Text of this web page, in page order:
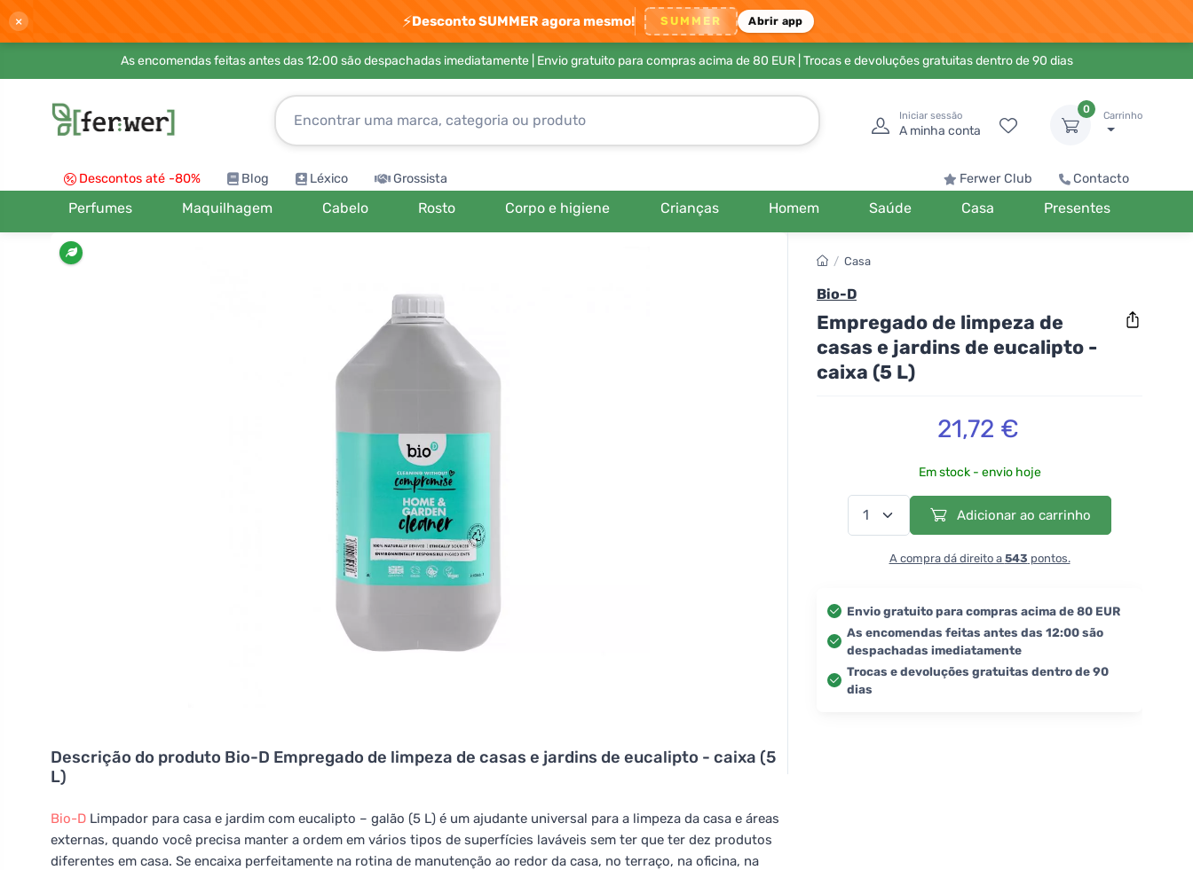
× ⚡Desconto SUMMER agora mesmo! SUMMER Abrir app
As encomendas feitas antes das 12:00 são despachadas imediatamente | Envio gratuito para compras acima de 80 EUR| Trocas e devoluções gratuitas dentro de 90 dias
Iniciar sessão
A minha conta
0
Carrinho
Descontos até -80% Blog Léxico Grossista Ferwer Club Contacto
Perfumes Maquilhagem Cabelo Rosto Corpo e higiene Crianças Homem Saúde Casa Presentes
Descrição do produto Bio-D Empregado de limpeza de casas e jardins de eucalipto - caixa (5
L)
Bio-D Limpador para casa e jardim com eucalipto – galão (5 L) é um ajudante universal para a limpeza da casa e áreas
externas, quando você precisa manter a ordem em vários tipos de superfícies laváveis sem ter que ter dez produtos
diferentes em casa. Se encaixa perfeitamente na rotina de manutenção ao redor da casa, no terraço, na oficina, na
/ Casa
Bio-D
Empregado de limpeza de
casas e jardins de eucalipto -
caixa (5 L)
21,72 €
Em stock - envio hoje
Adicionar ao carrinho
A compra dá direito a 543 pontos.
Envio gratuito para compras acima de 80 EUR
As encomendas feitas antes das 12:00 são
despachadas imediatamente
Trocas e devoluções gratuitas dentro de 90
dias